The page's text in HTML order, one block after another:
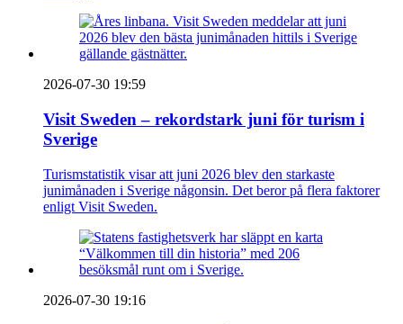
2026-07-30 19:59
Visit Sweden – rekordstark juni för turism i
Sverige
Turismstatistik visar att juni 2026 blev den starkaste
junimånaden i Sverige någonsin. Det beror på flera faktorer
enligt Visit Sweden.
2026-07-30 19:16